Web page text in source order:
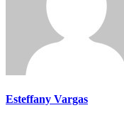
Esteffany Vargas